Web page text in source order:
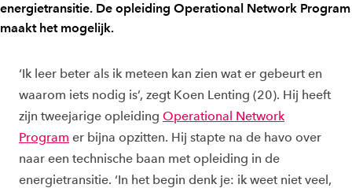
energietransitie. De opleiding Operational Network Program
maakt het mogelijk.
‘Ik leer beter als ik meteen kan zien wat er gebeurt en
waarom iets nodig is’, zegt Koen Lenting (20). Hij heeft
zijn tweejarige opleiding Operational Network
Program er bijna opzitten. Hij stapte na de havo over
naar een technische baan met opleiding in de
energietransitie. ‘In het begin denk je: ik weet niet veel,